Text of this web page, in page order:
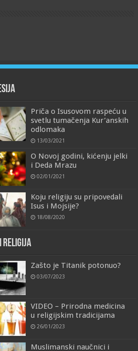
Priča o Isusovom raspeću u
svetlu tumačenja Kur’anskih
odlomaka
13/03/2021
O Novoj godini, kićenju jelki
i Deda Mrazu
02/01/2021
Koju religiju su pripovedali
Isus i Mojsije?
18/08/2020
religija
Zašto je Titanik potonuo?
03/07/2023
VIDEO – Prirodna medicina
u religijskim tradicijama
26/01/2023
Muslimanski naučnici i